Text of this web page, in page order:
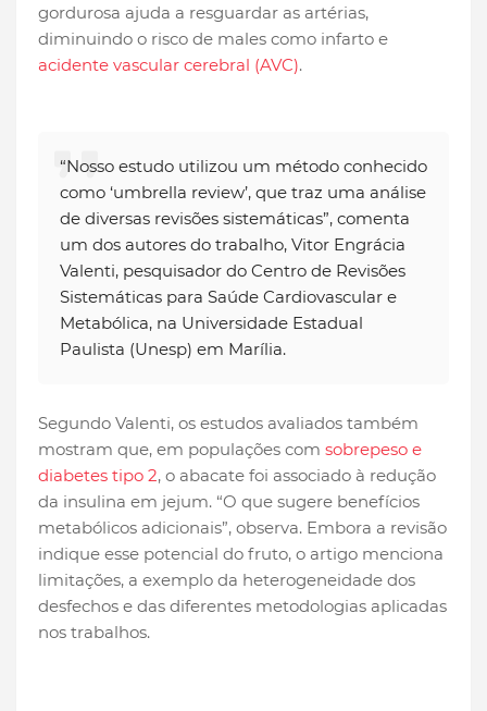
gordurosa ajuda a resguardar as artérias,
diminuindo o risco de males como infarto e
acidente vascular cerebral (AVC).
“Nosso estudo utilizou um método conhecido
como ‘umbrella review’, que traz uma análise
de diversas revisões sistemáticas”, comenta
um dos autores do trabalho, Vitor Engrácia
Valenti, pesquisador do Centro de Revisões
Sistemáticas para Saúde Cardiovascular e
Metabólica, na Universidade Estadual
Paulista (Unesp) em Marília.
Segundo Valenti, os estudos avaliados também
mostram que, em populações com sobrepeso e
diabetes tipo 2, o abacate foi associado à redução
da insulina em jejum. “O que sugere benefícios
metabólicos adicionais”, observa. Embora a revisão
indique esse potencial do fruto, o artigo menciona
limitações, a exemplo da heterogeneidade dos
desfechos e das diferentes metodologias aplicadas
nos trabalhos.